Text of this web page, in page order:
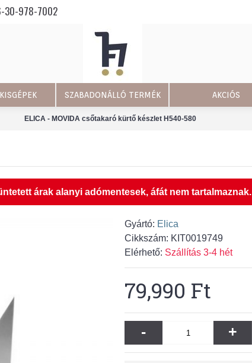
30-978-7002
SZABADONÁLLÓ TERMÉK AKCIÓS
ELICA - MOVIDA csőtakaró kürtő készlet H540-580
árak alanyi adómentesek, áfát nem tartalmaznak.
Gyártó: Elica
Cikkszám: KIT0019749
Elérhető: Szállítás 3-4 hét
79,990 Ft
- +